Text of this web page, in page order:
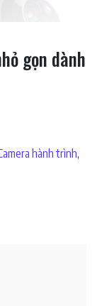
gọn dành
hành trình,